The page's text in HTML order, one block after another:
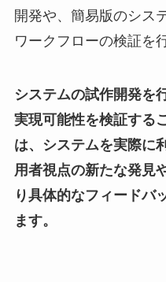
開発や、簡易版のシス
ワークフローの検証を
システムの試作開発を
実現可能性を検証する
は、システムを実際に
用者視点の新たな発見
り具体的なフィードバ
ます。